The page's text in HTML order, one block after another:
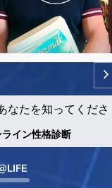
Video
なたを知ってくださ
イン性格診断